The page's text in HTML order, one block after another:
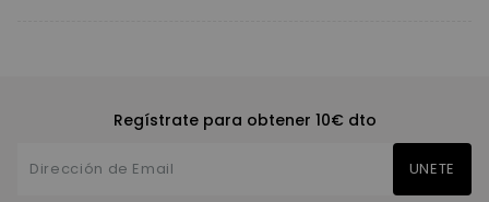
Regístrate para obtener 10€ dto
UNETE